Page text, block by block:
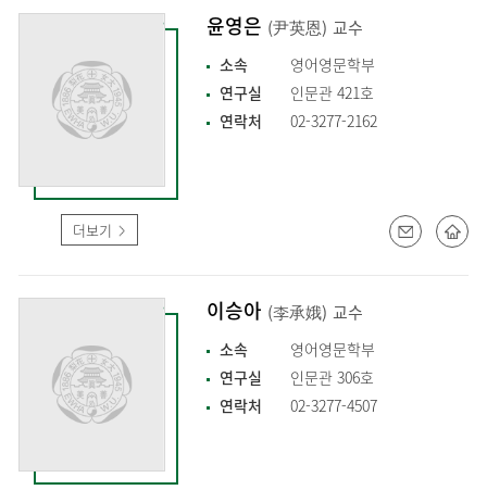
더보기
윤영은 (尹英恩) 교수
소속
영어영문학부
연구실
인문관 421호
연락처
02-3277-2162
이승아 (李承娥) 교수
소속
영어영문학부
연구실
인문관 306호
연락처
02-3277-4507